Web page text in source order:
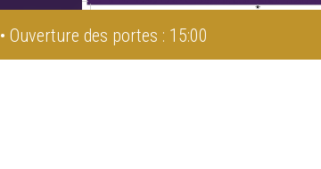
• Ouverture des portes : 15:00